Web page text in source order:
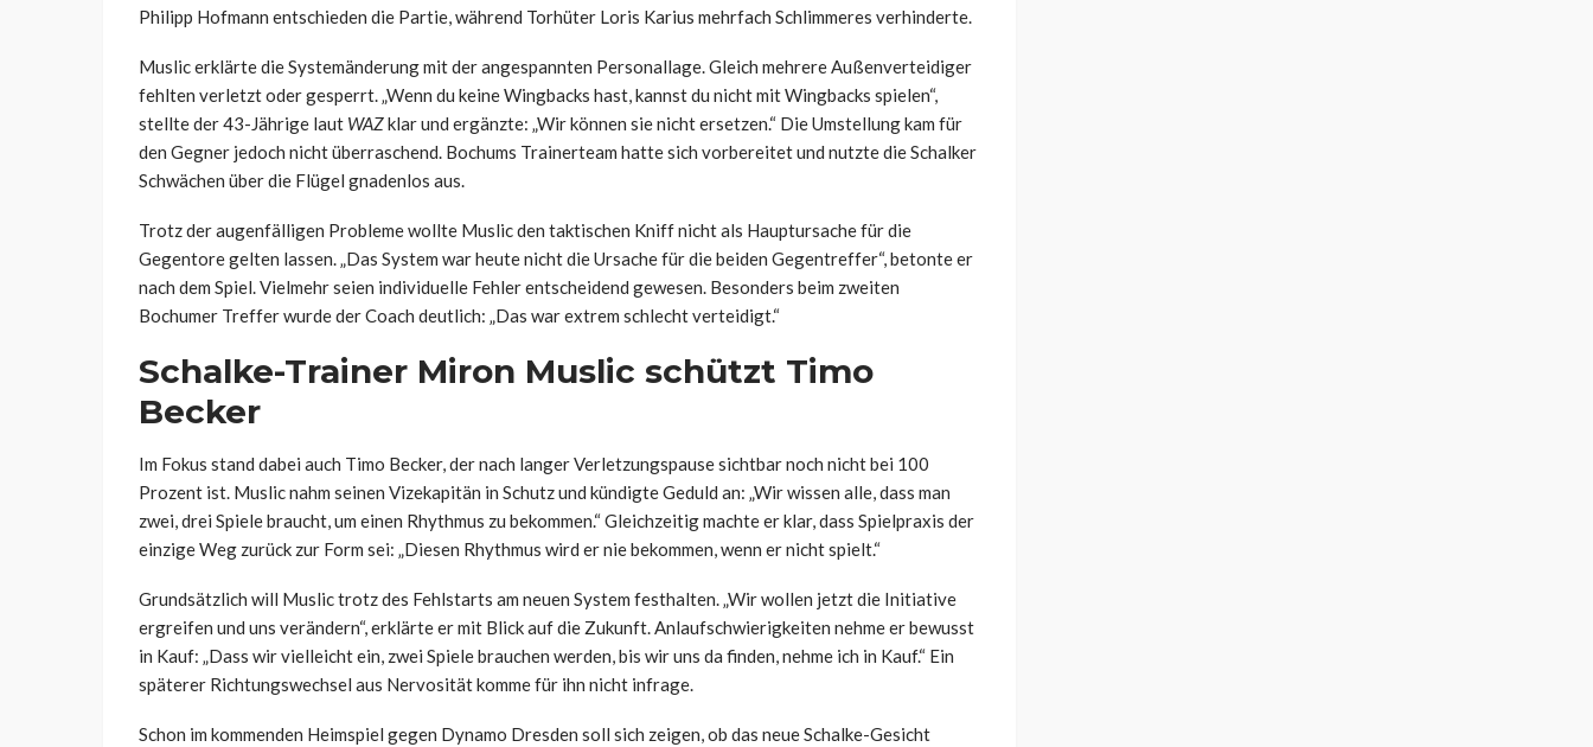
Philipp Hofmann entschieden die Partie, während Torhüter Loris Karius mehrfach Schlimmeres verhinderte.
Muslic erklärte die Systemänderung mit der angespannten Personallage. Gleich mehrere Außenverteidiger
fehlten verletzt oder gesperrt. „Wenn du keine Wingbacks hast, kannst du nicht mit Wingbacks spielen“,
stellte der 43-Jährige laut WAZklar und ergänzte: „Wir können sie nicht ersetzen.“ Die Umstellung kam für
den Gegner jedoch nicht überraschend. Bochums Trainerteam hatte sich vorbereitet und nutzte die Schalker
Schwächen über die Flügel gnadenlos aus.
Trotz der augenfälligen Probleme wollte Muslic den taktischen Kniff nicht als Hauptursache für die
Gegentore gelten lassen. „Das System war heute nicht die Ursache für die beiden Gegentreffer“, betonte er
nach dem Spiel. Vielmehr seien individuelle Fehler entscheidend gewesen. Besonders beim zweiten
Bochumer Treffer wurde der Coach deutlich: „Das war extrem schlecht verteidigt.“
Schalke-Trainer Miron Muslic schützt Timo
Becker
Im Fokus stand dabei auch Timo Becker, der nach langer Verletzungspause sichtbar noch nicht bei 100
Prozent ist. Muslic nahm seinen Vizekapitän in Schutz und kündigte Geduld an: „Wir wissen alle, dass man
zwei, drei Spiele braucht, um einen Rhythmus zu bekommen.“ Gleichzeitig machte er klar, dass Spielpraxis der
einzige Weg zurück zur Form sei: „Diesen Rhythmus wird er nie bekommen, wenn er nicht spielt.“
Grundsätzlich will Muslic trotz des Fehlstarts am neuen System festhalten. „Wir wollen jetzt die Initiative
ergreifen und uns verändern“, erklärte er mit Blick auf die Zukunft. Anlaufschwierigkeiten nehme er bewusst
in Kauf: „Dass wir vielleicht ein, zwei Spiele brauchen werden, bis wir uns da finden, nehme ich in Kauf.“ Ein
späterer Richtungswechsel aus Nervosität komme für ihn nicht infrage.
Schon im kommenden Heimspiel gegen Dynamo Dresden soll sich zeigen, ob das neue Schalke-Gesicht